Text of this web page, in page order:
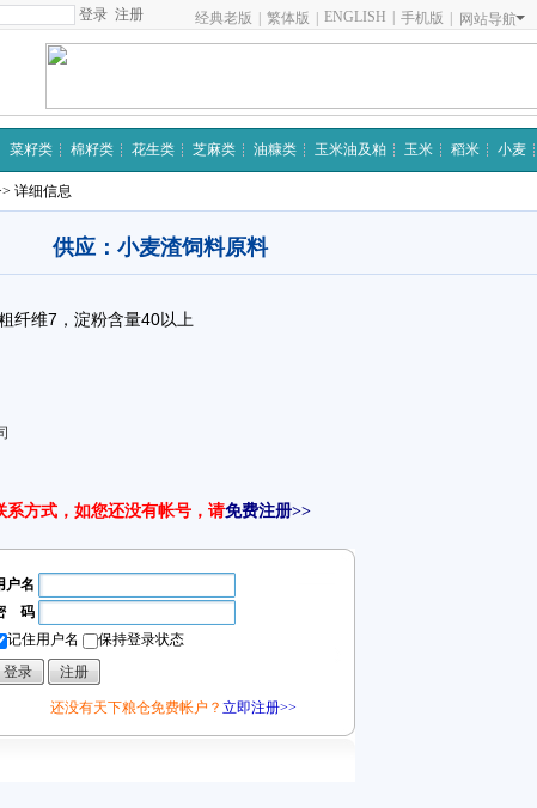
注册 经典老版 繁体版 ENGLISH 手机版 网站导航
菜籽类 棉籽类 花生类 芝麻类 油糠类 玉米油及粕 玉米 稻米 小麦
详细信息
供应：小麦渣饲料原料
纤维7，淀粉含量40以上
系方式，如您还没有帐号，请免费注册>>
户名
码
记住用户名
保持登录状态
还没有天下粮仓免费帐户？ 立即注册>>